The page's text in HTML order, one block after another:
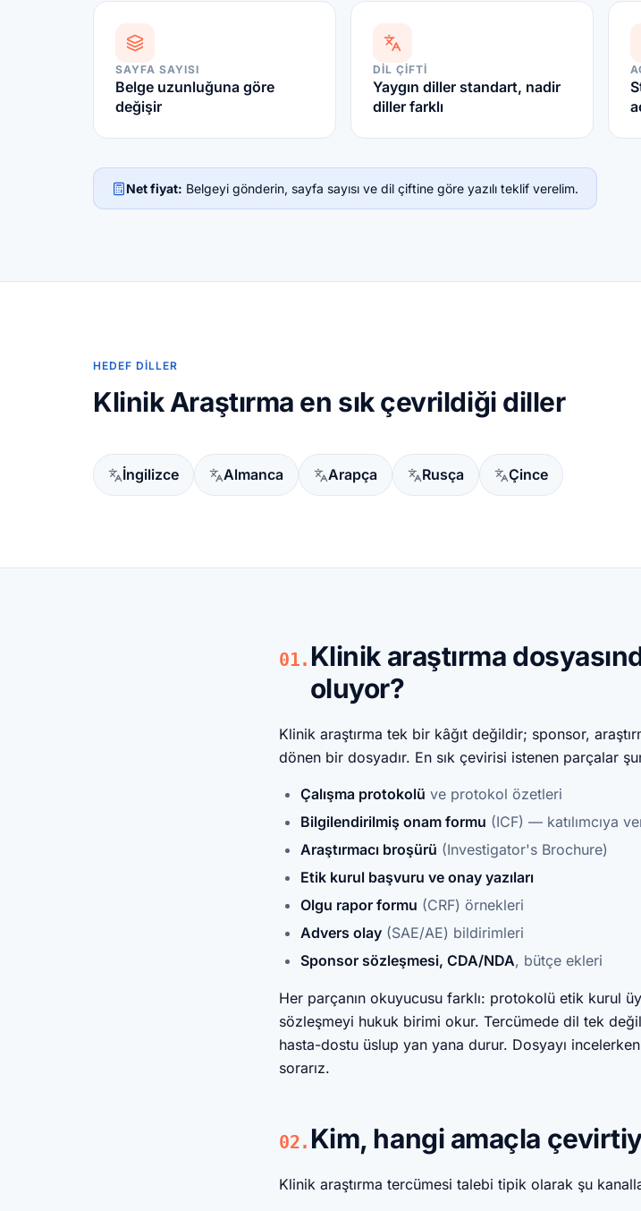
SAYFA SAYISI
Belge uzunluğuna göre
değişir
DIL ÇIFTI
Yaygın diller standart, nadir
diller farklı
Net fiyat: Belgeyi gönderin, sayfa sayısı ve dil çiftine göre yazılı teklif verelim.
HEDEF DILLER
Klinik Araştırma en sık çevrildiği diller
İngilizce Almanca Arapça Rusça Çince
01. Klinik araştırma
oluyor?
Klinik araştırma tek bir kâğıt değildir; sponsor,
dönen bir dosyadır. En sık çevirisi istenen parçalar
Çalışma protokolü ve protokol özetleri
Bilgilendirilmiş onam formu (ICF) — katılımcıya
Araştırmacı broşürü (Investigator's Brochure)
Etik kurul başvuru ve onay yazıları
Olgu rapor formu (CRF) örnekleri
Advers olay (SAE/AE) bildirimleri
Sponsor sözleşmesi, CDA/NDA, bütçe ekleri
Her parçanın okuyucusu farklı: protokolü etik kurul
sözleşmeyi hukuk birimi okur. Tercümede dil tek
hasta-dostu üslup yan yana durur. Dosyayı
sorarız.
02. Kim, hangi amaçla
Klinik araştırma tercümesi talebi tipik olarak şu